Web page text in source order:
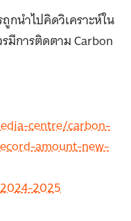
กนำไปคิดวิเคราะห์ใน
มีการติดตาม Carbon
centre/carbon-
amount-new-
2025